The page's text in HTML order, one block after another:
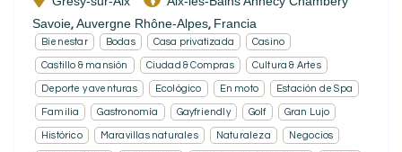
Savoie, Auvergne Rhône-Alpes, Francia
Bienestar Bodas Casa privatizada Casino
Castillo & mansión Ciudad & Compras Cultura & Artes
Deporte y aventuras Ecológico En moto Estación de Spa
Familia Gastronomía Gayfriendly Golf Gran Lujo
Histórico Maravillas naturales Naturaleza Negocios